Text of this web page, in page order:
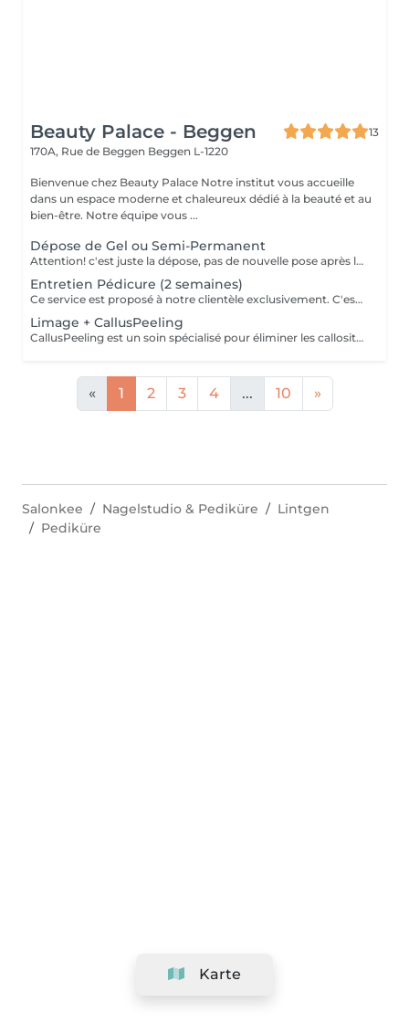
Beauty Palace - Beggen
13
170A, Rue de Beggen Beggen L-1220
Bienvenue chez Beauty Palace Notre institut vous accueille
dans un espace moderne et chaleureux dédié à la beauté et au
bien-être. Notre équipe vous ...
Dépose de Gel ou Semi-Permanent
Attention! c'est juste la dépose, pas de nouvelle pose après la dépose.
Entretien Pédicure (2 semaines)
Ce service est proposé à notre clientèle exclusivement. C'est un entretien des ongles à effectuer maximum après deux semaines suivant la pédicure. Description : *Raccourcissement des ongles *Entretien des cuticules *Passage de la rape *Application d'une Huile pour les cuticules et d'une Crème pieds
Limage + CallusPeeling
CallusPeeling est un soin spécialisé pour éliminer les callosités et adoucir les pieds, sans l'utilisation de lames ou d'instruments agressifs. Ce traitement doux et indolore dissout les peaux dures et rugueuses grâce à des produits spécifiques, laissant la peau lisse, hydratée et revitalisée. Idéal pour ceux qui souffrent de pieds secs ou de callosités, le Callus Peeling procure un résultat immédiat, offrant des pieds visiblement plus sains et soignés après une seule séance.
« 1 2 3 4 ... 10 »
Karte
Salonkee Nagelstudio & Pediküre
Lintgen
Pediküre